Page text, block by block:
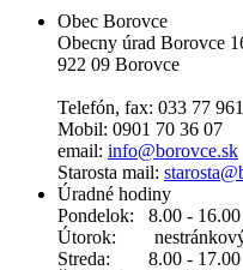
Obec Borovce
Obecny úrad Borovce
922 09 Borovce
Telefón, fax: 033 77
Mobil: 0901 70 36 07
email: info@borovce.sk
Starosta mail:
Úradné hodiny
Pondelok: 8.00 - 16.00
Útorok: nestránkový
Streda: 8.00 - 17.00